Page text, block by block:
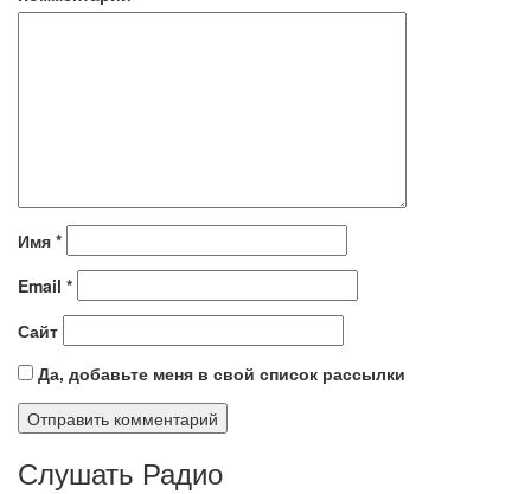
Имя *
Email *
Сайт
Да, добавьте меня в свой список рассылки
Слушать Радио